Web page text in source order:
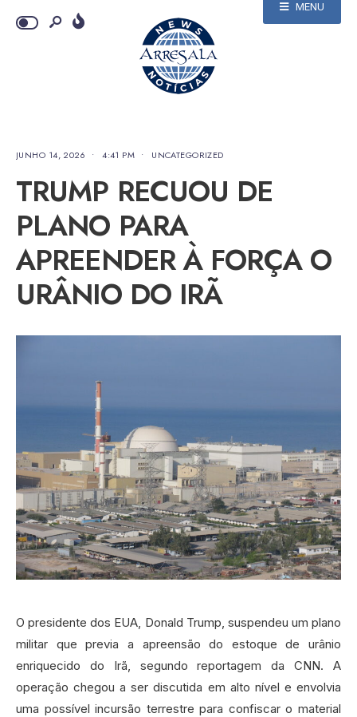
MENU
JUNHO 14, 2026 • 4:41 PM • UNCATEGORIZED
TRUMP RECUOU DE
PLANO PARA
APREENDER À FORÇA O
URÂNIO DO IRÃ
O presidente dos EUA, Donald Trump, suspendeu um plano
militar que previa a apreensão do estoque de urânio
enriquecido do Irã, segundo reportagem da CNN. A
operação chegou a ser discutida em alto nível e envolvia
uma possível incursão terrestre para confiscar o material